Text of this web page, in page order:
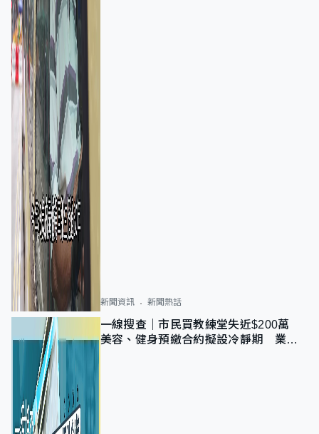
新聞資訊 新聞熱話
一線搜查｜市民買教練堂失近$200萬
美容、健身預繳合約擬設冷靜期 業界